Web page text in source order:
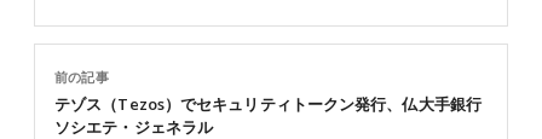
前の記事
テゾス（Tezos）でセキュリティトークン発行、仏大手銀行
ソシエテ・ジェネラル